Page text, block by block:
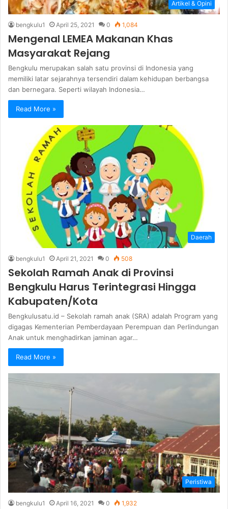
Artikel & Opini
bengkulu1 April 25, 2021 0 1,084
Mengenal LEMEA Makanan Khas
Masyarakat Rejang
Bengkulu merupakan salah satu provinsi di Indonesia yang
memiliki latar sejarahnya tersendiri dalam kehidupan berbangsa
dan bernegara. Seperti wilayah Indonesia…
Read More »
Daerah
bengkulu1 April 21, 2021 0 508
Sekolah Ramah Anak di Provinsi
Bengkulu Harus Terintegrasi Hingga
Kabupaten/Kota
Bengkulusatu.id – Sekolah ramah anak (SRA) adalah Program yang
digagas Kementerian Pemberdayaan Perempuan dan Perlindungan
Anak untuk menghadirkan jaminan agar…
Read More »
Peristiwa
bengkulu1 April 16, 2021 0 1,932